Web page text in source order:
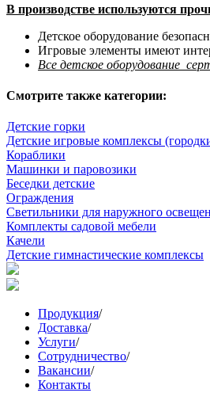
В производстве используются
Детское оборудование
Игровые элементы имеют
Все детское оборудование
Смотрите также категории:
Детские горки
Детские игровые комплексы
Кораблики
Машинки и паровозики
Беседки детские
Ограждения
Светильники для наружного
Комплекты садовой мебели
Качели
Детские гимнастические комплексы
Продукция/
Доставка/
Услуги/
Сотрудничество/
Вакансии/
Контакты